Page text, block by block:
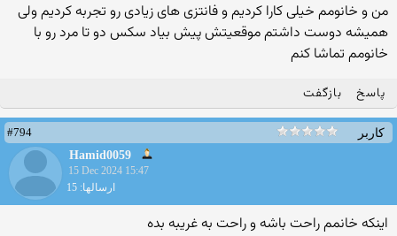
من و خانومم خیلی کارا کردیم و فانتزی های زیادی رو تجربه کردیم ولی
همیشه دوست داشتم موقعیتش پیش بیاد سکس دو تا مرد رو با
خانومم تماشا کنم
پاسخ بازگفت
کاربر
#794
Hamid0059
15 Dec 2024 15:47
ارسالها: 15
اینکه خانمم راحت باشه و راحت به غریبه بده